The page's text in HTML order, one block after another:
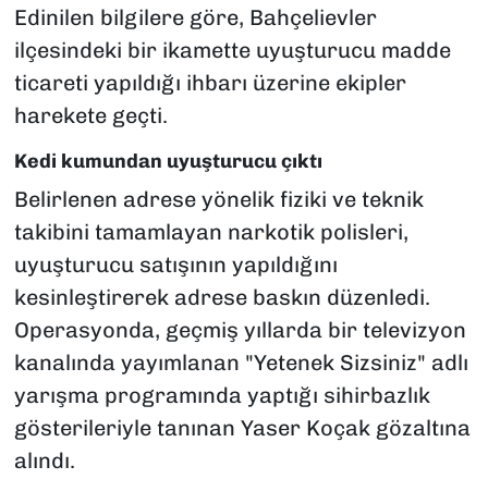
Edinilen bilgilere göre, Bahçelievler
ilçesindeki bir ikamette uyuşturucu madde
ticareti yapıldığı ihbarı üzerine ekipler
harekete geçti.
Kedi kumundan uyuşturucu çıktı
Belirlenen adrese yönelik fiziki ve teknik
takibini tamamlayan narkotik polisleri,
uyuşturucu satışının yapıldığını
kesinleştirerek adrese baskın düzenledi.
Operasyonda, geçmiş yıllarda bir televizyon
kanalında yayımlanan "Yetenek Sizsiniz" adlı
yarışma programında yaptığı sihirbazlık
gösterileriyle tanınan Yaser Koçak gözaltına
alındı.